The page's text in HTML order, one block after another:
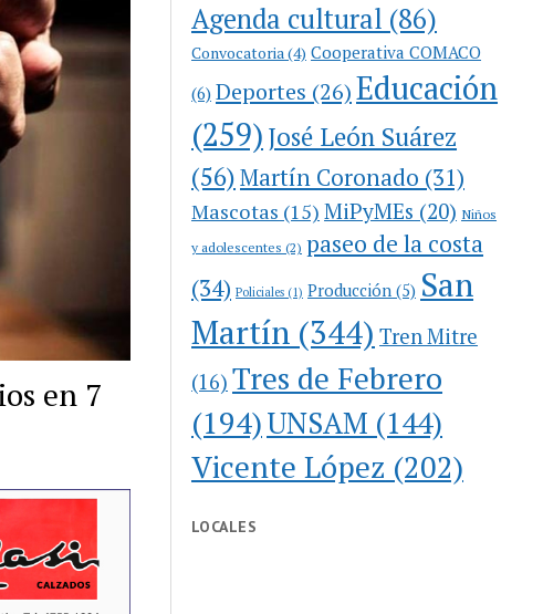
en 7
Agenda cultural (86)
Convocatoria (4) Cooperativa COMACO
(6) Deportes (26)Educación
(259)José León Suárez
(56)Martín Coronado (31)
Mascotas (15) MiPyMEs (20) Niños
y adolescentes (2) paseo de la costa
(34) Policiales (1) Producción (5) San
Martín (344) Tren Mitre
(16) Tres de Febrero
(194)UNSAM (144)
Vicente López (202)
LOCALES